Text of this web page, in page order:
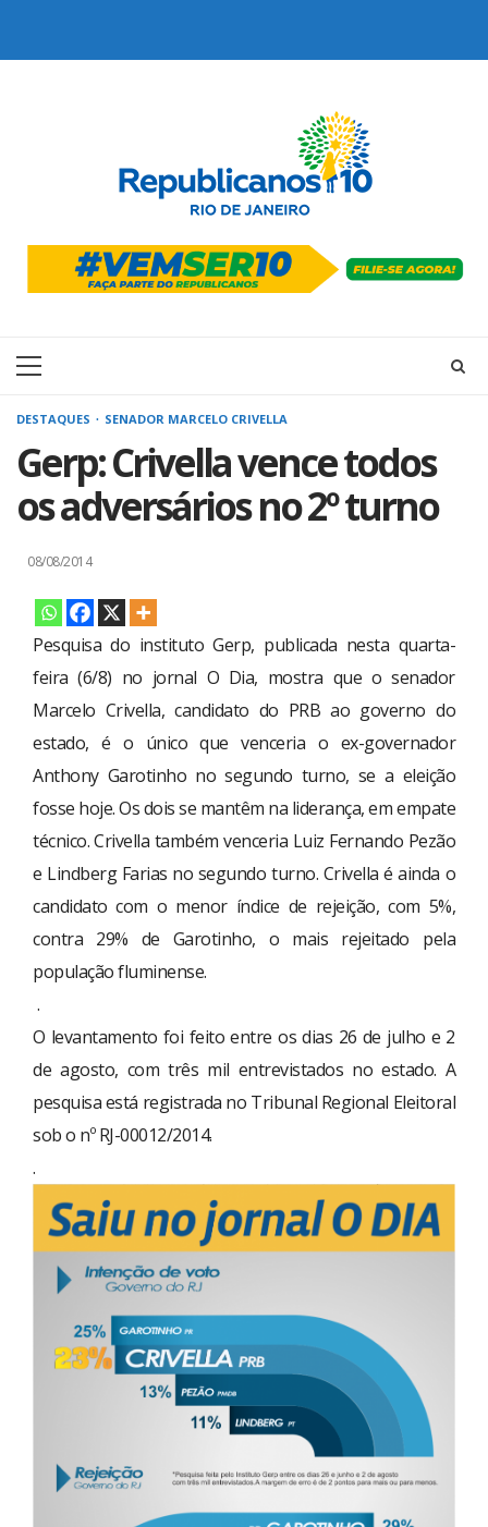
Primary
DESTAQUES SENADOR MARCELO CRIVELLA
Gerp: Crivella vence todos
os adversários no 2º turno
08/08/2014
Pesquisa do instituto Gerp, publicada nesta quarta-
feira (6/8) no jornal O Dia, mostra que o senador
Marcelo Crivella, candidato do PRB ao governo do
estado, é o único que venceria o ex-governador
Anthony Garotinho no segundo turno, se a eleição
fosse hoje. Os dois se mantêm na liderança, em empate
técnico. Crivella também venceria Luiz Fernando Pezão
e Lindberg Farias no segundo turno. Crivella é ainda o
candidato com o menor índice de rejeição, com 5%,
contra 29% de Garotinho, o mais rejeitado pela
população fluminense.
.
O levantamento foi feito entre os dias 26 de julho e 2
de agosto, com três mil entrevistados no estado. A
pesquisa está registrada no Tribunal Regional Eleitoral
sob o nº RJ-00012/2014.
.